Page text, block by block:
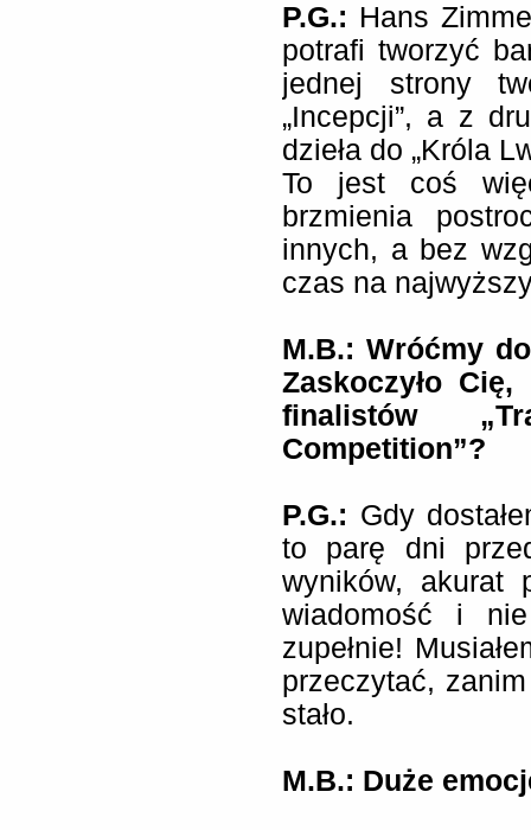
P.G.: Hans
potrafi tworzyć
jednej strony
„Incepcji”, a z
dzieła do „Króla
To jest coś
brzmienia
innych, a bez
czas na
M.B.: Wróćmy
Zaskoczyło
finalistów
Competition”?
P.G.: Gdy
to parę dni
wyników, akurat
wiadomość i
zupełnie!
przeczytać,
stało.
M.B.: Duże